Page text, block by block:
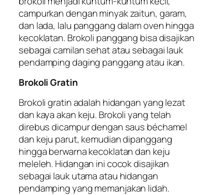
campurkan dengan minyak zaitun, garam,
dan lada, lalu panggang dalam oven hingga
kecoklatan. Brokoli panggang bisa disajikan
sebagai camilan sehat atau sebagai lauk
pendamping daging panggang atau ikan.
Brokoli Gratin
Brokoli gratin adalah hidangan yang lezat
dan kaya akan keju. Brokoli yang telah
direbus dicampur dengan saus béchamel
dan keju parut, kemudian dipanggang
hingga berwarna kecoklatan dan keju
meleleh. Hidangan ini cocok disajikan
sebagai lauk utama atau hidangan
pendamping yang memanjakan lidah.